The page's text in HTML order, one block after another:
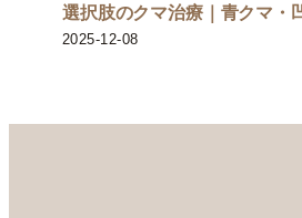
選択肢のクマ治療｜青クマ・
2025-12-08